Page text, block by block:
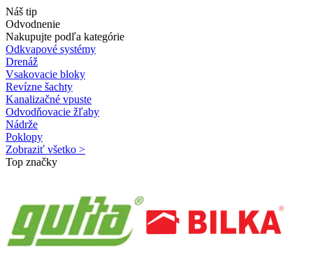
Náš tip
Odvodnenie
Nakupujte podľa kategórie
Odkvapové systémy
Drenáž
Vsakovacie bloky
Revízne šachty
Kanalizačné vpuste
Odvodňovacie žľaby
Nádrže
Poklopy
Zobraziť všetko >
Top značky